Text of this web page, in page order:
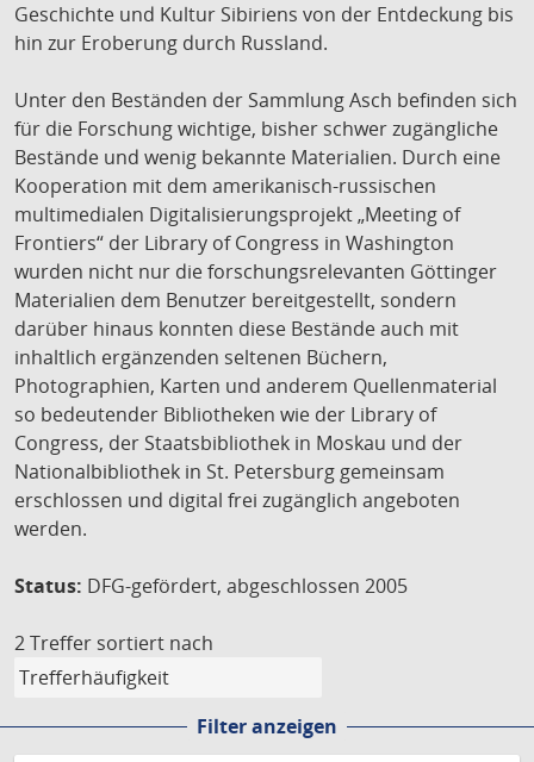
Geschichte und Kultur Sibiriens von der Entdeckung bis
hin zur Eroberung durch Russland.
Unter den Beständen der Sammlung Asch befinden sich
für die Forschung wichtige, bisher schwer zugängliche
Bestände und wenig bekannte Materialien. Durch eine
Kooperation mit dem amerikanisch-russischen
multimedialen Digitalisierungsprojekt „Meeting of
Frontiers“ der Library of Congress in Washington
wurden nicht nur die forschungsrelevanten Göttinger
Materialien dem Benutzer bereitgestellt, sondern
darüber hinaus konnten diese Bestände auch mit
inhaltlich ergänzenden seltenen Büchern,
Photographien, Karten und anderem Quellenmaterial
so bedeutender Bibliotheken wie der Library of
Congress, der Staatsbibliothek in Moskau und der
Nationalbibliothek in St. Petersburg gemeinsam
erschlossen und digital frei zugänglich angeboten
werden.
Status: DFG-gefördert, abgeschlossen 2005
2 Treffer sortiert nach
Filter anzeigen